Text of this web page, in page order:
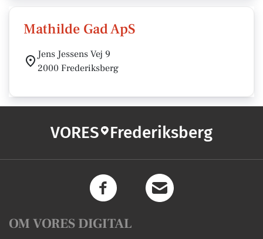
Mathilde Gad ApS
Jens Jessens Vej 9
2000 Frederiksberg
VORES Frederiksberg
OM VORES DIGITAL